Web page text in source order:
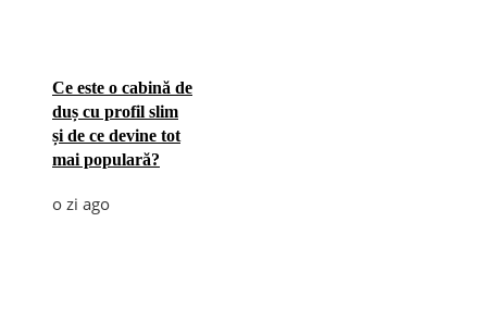
Ce este o cabină de
duș cu profil slim
și de ce devine tot
mai populară?
o zi ago